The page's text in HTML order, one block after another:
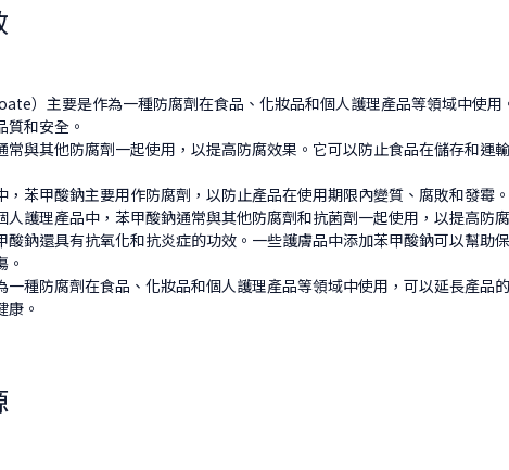
）主要是作為一種防腐劑在食品、化妝品和個人護理產品等領域中使
和安全。
常與其他防腐劑一起使用，以提高防腐效果。它可以防止食品在儲存和
，苯甲酸鈉主要用作防腐劑，以防止產品在使用期限內變質、腐敗和發
護理產品中，苯甲酸鈉通常與其他防腐劑和抗菌劑一起使用，以提高防
酸鈉還具有抗氧化和抗炎症的功效。一些護膚品中添加苯甲酸鈉可以幫
。
一種防腐劑在食品、化妝品和個人護理產品等領域中使用，可以延長產
康。